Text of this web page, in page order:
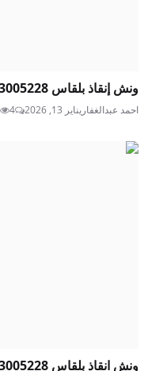
ونش إنقاذ بلقاس 01003005228
احمد عبدالغفاريناير 13, 2026 4
ونش انقاذ بلقاس 01003005228